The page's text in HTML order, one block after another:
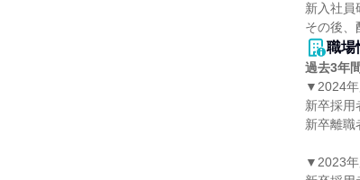
新入社員
職場
過去3年
▼2024
新卒採用
新卒離職
▼2023